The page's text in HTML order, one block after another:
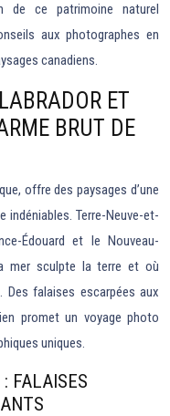
de ce patrimoine naturel
aux photographes en
canadiens.
ET
BRUT DE
offre des paysages d’une
indéniables. Terre-Neuve-et-
Édouard et le Nouveau-
mer sculpte la terre et où
Des falaises escarpées aux
promet un voyage photo
uniques.
FALAISES